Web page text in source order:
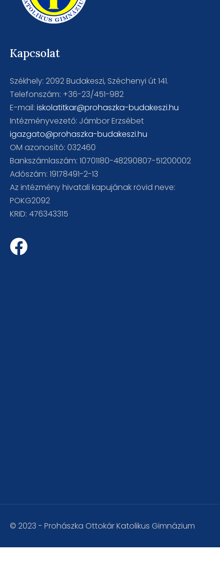
Kapcsolat
Székhely: 2092 Budakeszi, Széchenyi út 141.
Telefonszám: +36-23/451-982
E-mail: iskolatitkar@prohaszka-budakeszi.hu
Intézményvezető: Jámbor Erzsébet
igazgato@prohaszka-budakeszi.hu
OM azonosító: 032460
Bankszámlaszám: 10701180-48290807-51200002
Adószám: 19178491-2-13
Az intézmény hivatali kapujának rövid neve:
POKG2092
KRID: 476343315
© 2023 - Prohászka Ottokár Katolikus Gimnázium